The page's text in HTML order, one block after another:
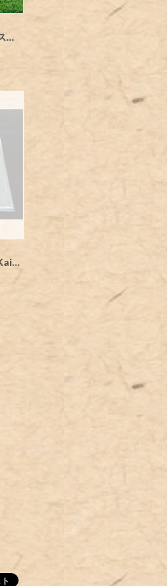
【ウクレレキールタンレッスン動画】 ’たましいのうた’ バガヴァッド・ギーターを唄おう
【sold out】キールタン Kairava Kirtan 1st CD